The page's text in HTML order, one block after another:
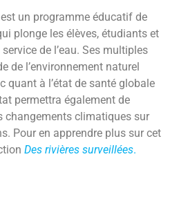
est un programme éducatif de
plonge les élèves, étudiants et
de l’eau. Ses multiples
de l’environnement naturel
quant à l’état de santé globale
permettra également de
changements climatiques sur
Pour en apprendre plus sur cet
Des rivières surveillées.